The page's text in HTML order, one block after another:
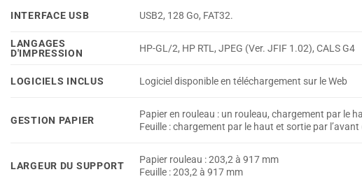
INTERFACE USB USB2, 128 Go, FAT32.
LANGAGES
D'IMPRESSION
HP-GL/2, HP RTL, JPEG (Ver. JFIF 1.02), CALS G4
LOGICIELS INCLUS Logiciel disponible en téléchargement sur le Web
GESTION PAPIER
Papier en rouleau : un rouleau, chargement par le
Feuille : chargement par le haut et sortie par
LARGEUR DU SUPPORT
Papier rouleau : 203,2 à 917 mm
Feuille : 203,2 à 917 mm